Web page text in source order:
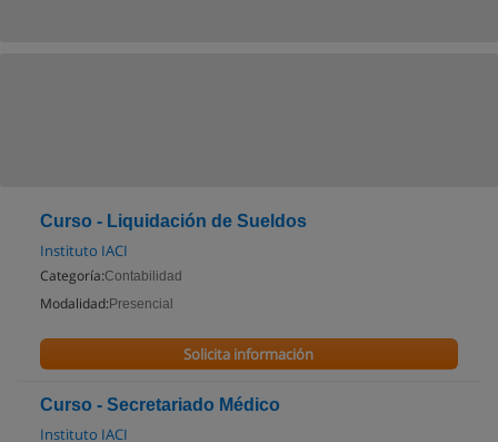
Curso - Liquidación de Sueldos
Instituto IACI
Categoría:Contabilidad
Modalidad: Presencial
Solicita información
Curso - Secretariado Médico
Instituto IACI